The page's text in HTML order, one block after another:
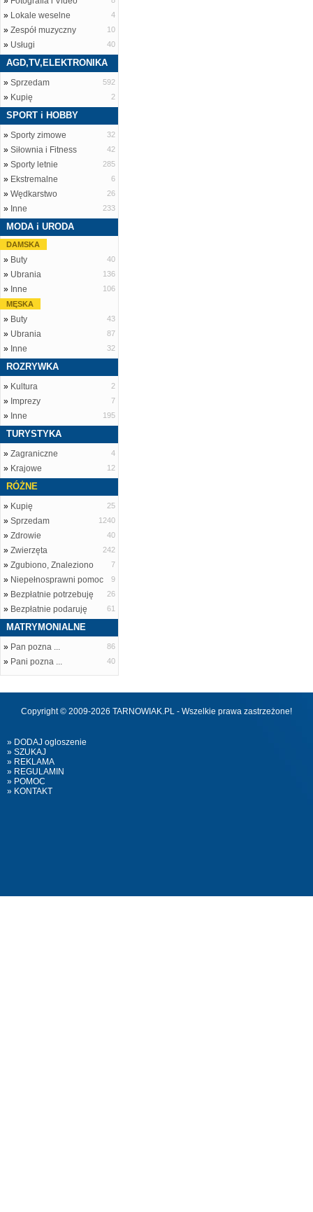
» Lokale weselne 4
» Zespół muzyczny 10
» Usługi 40
AGD,TV,ELEKTRONIKA
» Sprzedam 592
» Kupię 2
SPORT i HOBBY
» Sporty zimowe 32
» Siłownia i Fitness 42
» Sporty letnie 285
» Ekstremalne 6
» Wędkarstwo 26
» Inne 233
MODA i URODA
DAMSKA
» Buty 40
» Ubrania 136
» Inne
106
MĘSKA
» Buty 43
» Ubrania 87
» Inne 32
ROZRYWKA
» Kultura 2
» Imprezy 7
» Inne 195
TURYSTYKA
» Zagraniczne 4
» Krajowe 12
RÓŻNE
» Kupię 25
» Sprzedam 1240
» Zdrowie 40
» Zwierzęta 242
» Zgubiono, Znaleziono 7
» Niepełnosprawni pomoc 9
» Bezpłatnie potrzebuję 26
» Bezpłatnie podaruję 61
MATRYMONIALNE
» Pan pozna ... 86
» Pani pozna ... 40
Copyright © 2009-2026 TARNOWIAK.PL - Wszelkie prawa zastrzeżone!
» DODAJ ogloszenie
» SZUKAJ
» REKLAMA
» REGULAMIN
» POMOC
» KONTAKT